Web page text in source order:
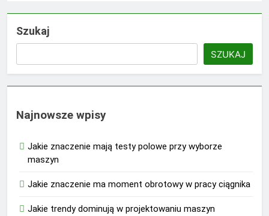
Szukaj
SZUKAJ
Najnowsze wpisy
Jakie znaczenie mają testy polowe przy wyborze
maszyn
Jakie znaczenie ma moment obrotowy w pracy ciągnika
Jakie trendy dominują w projektowaniu maszyn